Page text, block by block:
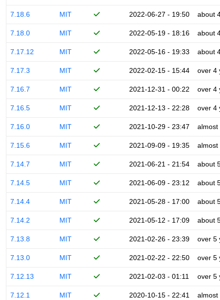
7.18.6 MIT 2022-06-27 - 19:50 about
7.18.0 MIT 2022-05-19 - 18:16 about
7.17.12 MIT 2022-05-16 - 19:33 about
7.17.3 MIT 2022-02-15 - 15:44 over 4
7.16.7 MIT 2021-12-31 - 00:22 over 4
7.16.5 MIT 2021-12-13 - 22:28 over 4
7.16.0 MIT 2021-10-29 - 23:47 almost
7.15.6 MIT 2021-09-09 - 19:35 almost
7.14.7 MIT 2021-06-21 - 21:54 about
7.14.5 MIT 2021-06-09 - 23:12 about
7.14.4 MIT 2021-05-28 - 17:00 about
7.14.2 MIT 2021-05-12 - 17:09 about
7.13.8 MIT 2021-02-26 - 23:39 over 5
7.13.0 MIT 2021-02-22 - 22:50 over 5
7.12.13 MIT 2021-02-03 - 01:11 over 5
7.12.1 MIT 2020-10-15 - 22:41 almost